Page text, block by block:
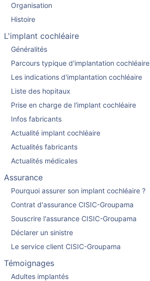
Organisation
Histoire
L'implant cochléaire
Généralités
Parcours typique d'implantation cochléaire
Les indications d'implantation cochléaire
Liste des hopitaux
Prise en charge de l'implant cochléaire
Infos fabricants
Actualité implant cochléaire
Actualités fabricants
Actualités médicales
Assurance
Pourquoi assurer son implant cochléaire ?
Contrat d'assurance CISIC-Groupama
Souscrire l'assurance CISIC-Groupama
Déclarer un sinistre
Le service client CISIC-Groupama
Témoignages
Adultes implantés